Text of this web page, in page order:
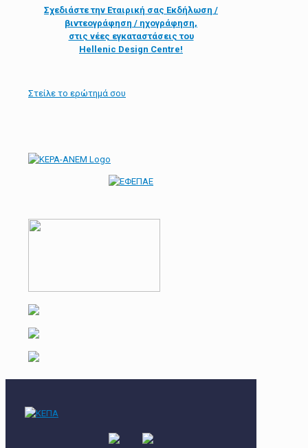
Σχεδιάστε την Εταιρική σας Εκδήλωση /
βιντεογράφηση / ηχογράφηση,
στις νέες εγκαταστάσεις του
Hellenic Design Centre!
Στείλε τo ερώτημά σου